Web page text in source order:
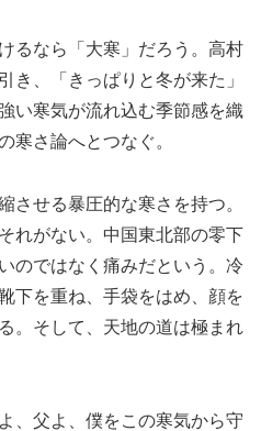
るなら「大寒」だろう。高村
き、「きっぱりと冬が来た」
い寒気が流れ込む季節感を織
寒さ論へとつなぐ。
させる暴圧的な寒さを持つ。
れがない。中国東北部の零下
のではなく痛みだという。冷
下を重ね、手袋をはめ、顔を
。そして、天地の道は極まれ
、父よ、僕をこの寒気から守